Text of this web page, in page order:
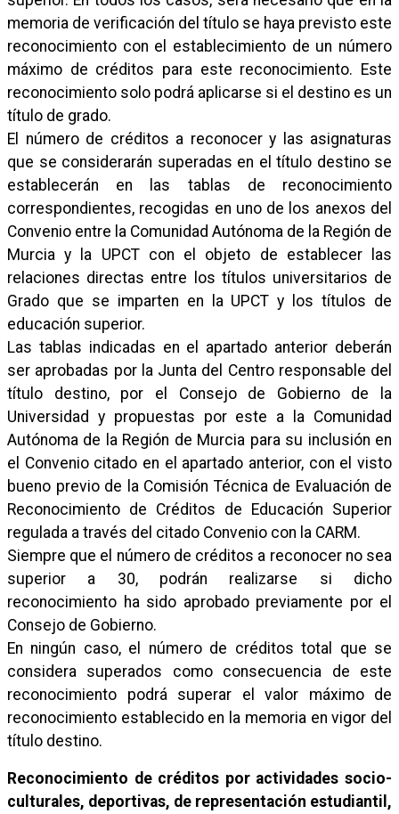
memoria de verificación del título se haya previsto este
reconocimiento con el establecimiento de un número
máximo de créditos para este reconocimiento. Este
reconocimiento solo podrá aplicarse si el destino es un
título de grado.
El número de créditos a reconocer y las asignaturas
que se considerarán superadas en el título destino se
establecerán en las tablas de reconocimiento
correspondientes, recogidas en uno de los anexos del
Convenio entre la Comunidad Autónoma de la Región de
Murcia y la UPCT con el objeto de establecer las
relaciones directas entre los títulos universitarios de
Grado que se imparten en la UPCT y los títulos de
educación superior.
Las tablas indicadas en el apartado anterior deberán
ser aprobadas por la Junta del Centro responsable del
título destino, por el Consejo de Gobierno de la
Universidad y propuestas por este a la Comunidad
Autónoma de la Región de Murcia para su inclusión en
el Convenio citado en el apartado anterior, con el visto
bueno previo de la Comisión Técnica de Evaluación de
Reconocimiento de Créditos de Educación Superior
regulada a través del citado Convenio con la CARM.
Siempre que el número de créditos a reconocer no sea
superior a 30, podrán realizarse si dicho
reconocimiento ha sido aprobado previamente por el
Consejo de Gobierno.
En ningún caso, el número de créditos total que se
considera superados como consecuencia de este
reconocimiento podrá superar el valor máximo de
reconocimiento establecido en la memoria en vigor del
título destino.
Reconocimiento de créditos por actividades socio-
culturales, deportivas, de representación estudiantil,